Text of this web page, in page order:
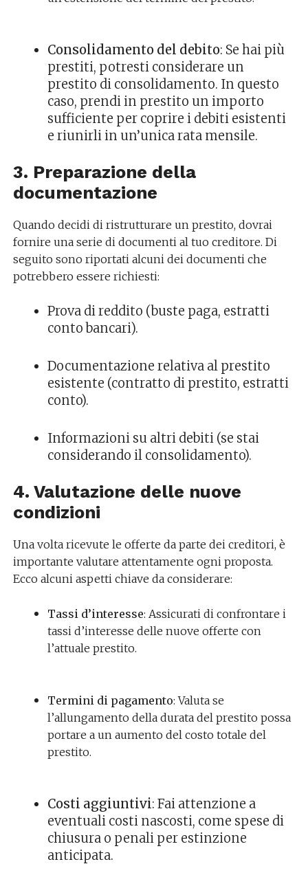
Consolidamento del debito: Se hai più
prestiti, potresti considerare un
prestito di consolidamento. In questo
caso, prendi in prestito un importo
sufficiente per coprire i debiti esistenti
e riunirli in un’unica rata mensile.
3. Preparazione della
documentazione
Quando decidi di ristrutturare un prestito, dovrai
fornire una serie di documenti al tuo creditore. Di
seguito sono riportati alcuni dei documenti che
potrebbero essere richiesti:
Prova di reddito (buste paga, estratti
conto bancari).
Documentazione relativa al prestito
esistente (contratto di prestito, estratti
conto).
Informazioni su altri debiti (se stai
considerando il consolidamento).
4. Valutazione delle nuove
condizioni
Una volta ricevute le offerte da parte dei creditori, è
importante valutare attentamente ogni proposta.
Ecco alcuni aspetti chiave da considerare:
Tassi d’interesse: Assicurati di confrontare i
tassi d’interesse delle nuove offerte con
l’attuale prestito.
Termini di pagamento: Valuta se
l’allungamento della durata del prestito possa
portare a un aumento del costo totale del
prestito.
Costi aggiuntivi: Fai attenzione a
eventuali costi nascosti, come spese di
chiusura o penali per estinzione
anticipata.